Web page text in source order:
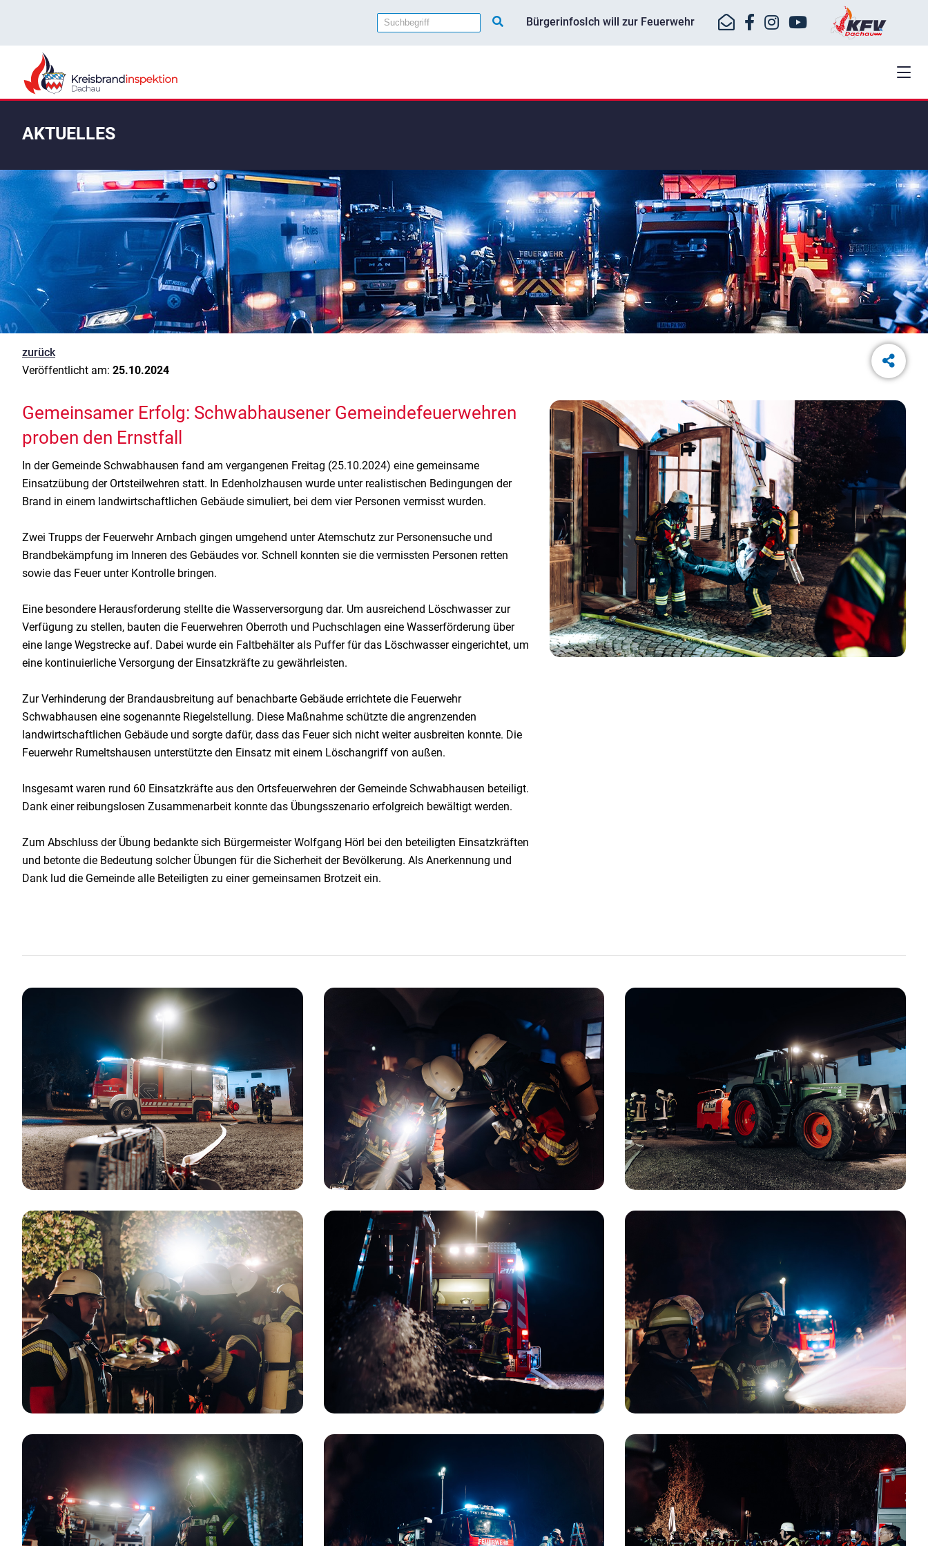
BürgerinfosIch will zur Feuerwehr
AKTUELLES
zurück
Veröffentlicht am: 25.10.2024
Gemeinsamer Erfolg: Schwabhausener Gemeindefeuerwehren
proben den Ernstfall
In der Gemeinde Schwabhausen fand am vergangenen Freitag (25.10.2024) eine gemeinsame
Einsatzübung der Ortsteilwehren statt. In Edenholzhausen wurde unter realistischen Bedingungen der
Brand in einem landwirtschaftlichen Gebäude simuliert, bei dem vier Personen vermisst wurden.
Zwei Trupps der Feuerwehr Arnbach gingen umgehend unter Atemschutz zur Personensuche und
Brandbekämpfung im Inneren des Gebäudes vor. Schnell konnten sie die vermissten Personen retten
sowie das Feuer unter Kontrolle bringen.
Eine besondere Herausforderung stellte die Wasserversorgung dar. Um ausreichend Löschwasser zur
Verfügung zu stellen, bauten die Feuerwehren Oberroth und Puchschlagen eine Wasserförderung über
eine lange Wegstrecke auf. Dabei wurde ein Faltbehälter als Puffer für das Löschwasser eingerichtet, um
eine kontinuierliche Versorgung der Einsatzkräfte zu gewährleisten.
Zur Verhinderung der Brandausbreitung auf benachbarte Gebäude errichtete die Feuerwehr
Schwabhausen eine sogenannte Riegelstellung. Diese Maßnahme schützte die angrenzenden
landwirtschaftlichen Gebäude und sorgte dafür, dass das Feuer sich nicht weiter ausbreiten konnte. Die
Feuerwehr Rumeltshausen unterstützte den Einsatz mit einem Löschangriff von außen.
Insgesamt waren rund 60 Einsatzkräfte aus den Ortsfeuerwehren der Gemeinde Schwabhausen beteiligt.
Dank einer reibungslosen Zusammenarbeit konnte das Übungsszenario erfolgreich bewältigt werden.
Zum Abschluss der Übung bedankte sich Bürgermeister Wolfgang Hörl bei den beteiligten Einsatzkräften
und betonte die Bedeutung solcher Übungen für die Sicherheit der Bevölkerung. Als Anerkennung und
Dank lud die Gemeinde alle Beteiligten zu einer gemeinsamen Brotzeit ein.